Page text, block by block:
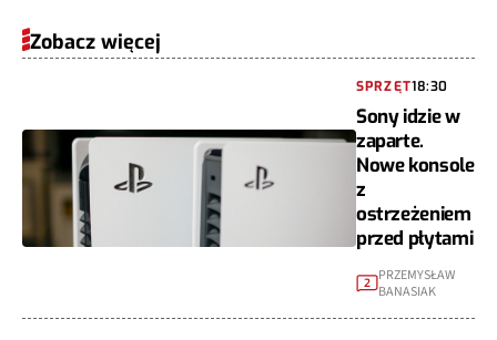
Zobacz więcej
SPRZĘT18:30
Sony idzie w
zaparte.
Nowe konsole
z
ostrzeżeniem
przed płytami
2 PRZEMYSŁAW
BANASIAK